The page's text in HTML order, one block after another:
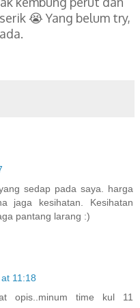
😭 Yang belum try,
sedap pada saya. harga
jaga kesihatan. Kesihatan
pantang larang :)
11:18
opis..minum time kul 11